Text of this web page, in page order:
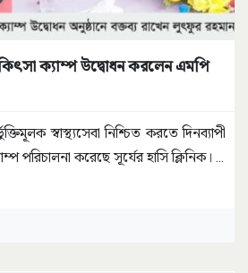
ক্যাম্প উদ্বোধন করলেন এমপি
স্বাস্থ্যসেবা নিশ্চিত করতে দিনব্যাপী
পরিচালনা করেছে সূর্যের হাসি ক্লিনিক। ...